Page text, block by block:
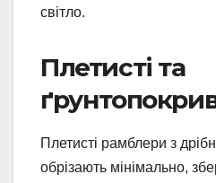
світло.
Плетисті та
Плетисті рамблери з
обрізають мінімально,